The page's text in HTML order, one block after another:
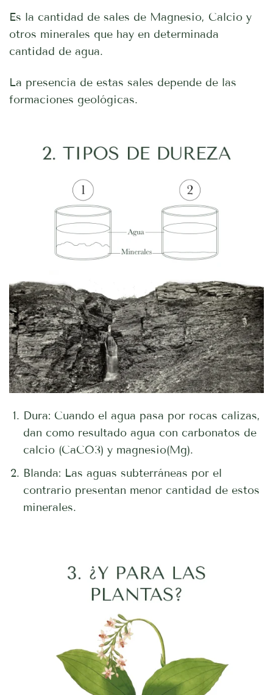
Es la cantidad de sales de Magnesio, Calcio y
otros minerales que hay en determinada
cantidad de agua.
La presencia de estas sales depende de las
formaciones geológicas.
Dura: Cuando el agua pasa por rocas calizas,
dan como resultado agua con carbonatos de
calcio (CaCO3) y magnesio(Mg).
Blanda: Las aguas subterráneas por el
contrario presentan menor cantidad de estos
minerales.